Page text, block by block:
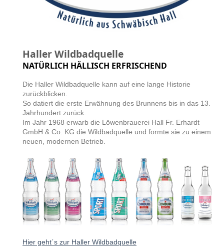
Haller Wildbadquelle
NATÜRLICH HÄLLISCH ERFRISCHEND
Die Haller Wildbadquelle kann auf eine lange Historie
zurückblicken.
So datiert die erste Erwähnung des Brunnens bis in das 13.
Jahrhundert zurück.
Im Jahr 1968 erwarb die Löwenbrauerei Hall Fr. Erhardt
GmbH & Co. KG die Wildbadquelle und formte sie zu einem
neuen, modernen Betrieb.
Hier geht´s zur Haller Wildbadquelle